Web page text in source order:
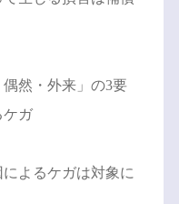
偶然・外来」の3要
ケガ
よるケガは対象に